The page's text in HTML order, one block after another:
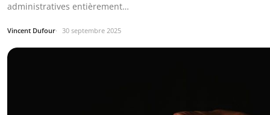
administratives entièrement…
Vincent Dufour 30 septembre 2025